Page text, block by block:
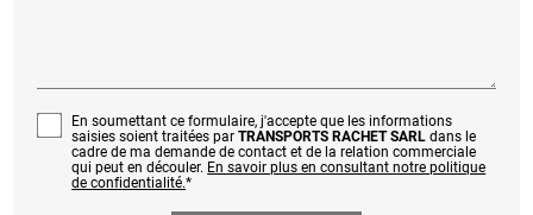
En soumettant ce formulaire, j'accepte que les informations
saisies soient traitées parTRANSPORTS RACHET SARLdans le
cadre de ma demande de contact et de la relation commerciale
qui peut en découler. En savoir plus en consultant notre politique
de confidentialité.*